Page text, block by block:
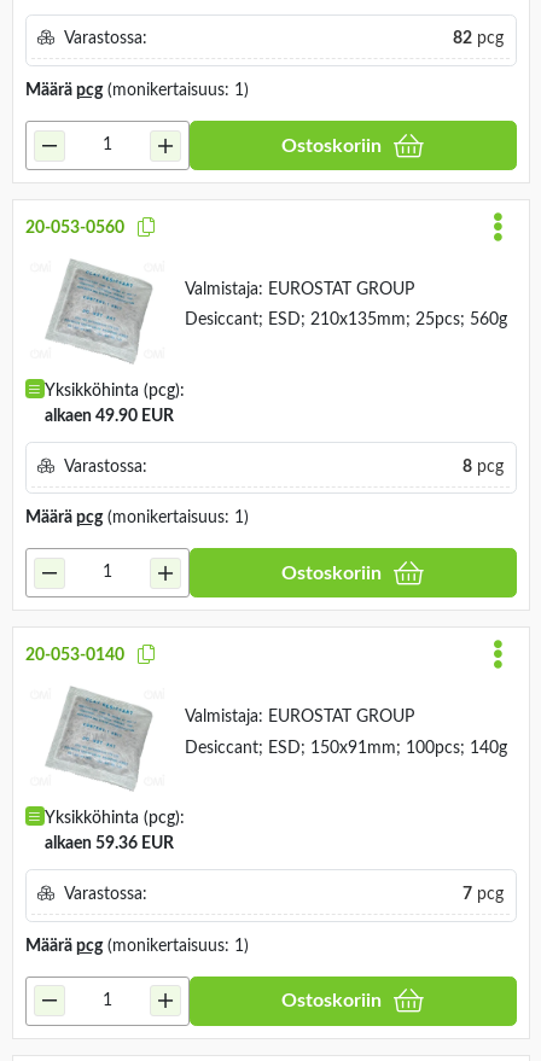
Varastossa: 82pcg
Määrä pcg(monikertaisuus: 1)
Ostoskoriin
20-053-0560
Valmistaja: EUROSTAT GROUP
Desiccant; ESD; 210x135mm; 25pcs; 560g
Yksikköhinta (pcg):
alkaen 49.90 EUR
Varastossa: 8pcg
Määrä pcg(monikertaisuus: 1)
Ostoskoriin
20-053-0140
Valmistaja: EUROSTAT GROUP
Desiccant; ESD; 150x91mm; 100pcs; 140g
Yksikköhinta (pcg):
alkaen 59.36 EUR
Varastossa: 7pcg
Määrä pcg(monikertaisuus: 1)
Ostoskoriin